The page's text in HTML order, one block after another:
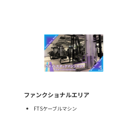
ファンクショナルエリア
FTSケーブルマシン